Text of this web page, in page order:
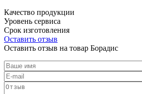
Качество продукции
Уровень сервиса
Срок изготовления
Оставить отзыв
Оставить отзыв на товар Борадис